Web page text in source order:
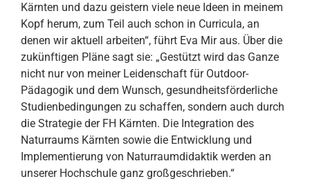
Kärnten und dazu geistern viele neue Ideen in meinem
Kopf herum, zum Teil auch schon in Curricula, an
denen wir aktuell arbeiten“, führt Eva Mir aus. Über die
zukünftigen Pläne sagt sie: „Gestützt wird das Ganze
nicht nur von meiner Leidenschaft für Outdoor-
Pädagogik und dem Wunsch, gesundheitsförderliche
Studienbedingungen zu schaffen, sondern auch durch
die Strategie der FH Kärnten. Die Integration des
Naturraums Kärnten sowie die Entwicklung und
Implementierung von Naturraumdidaktik werden an
unserer Hochschule ganz großgeschrieben.“